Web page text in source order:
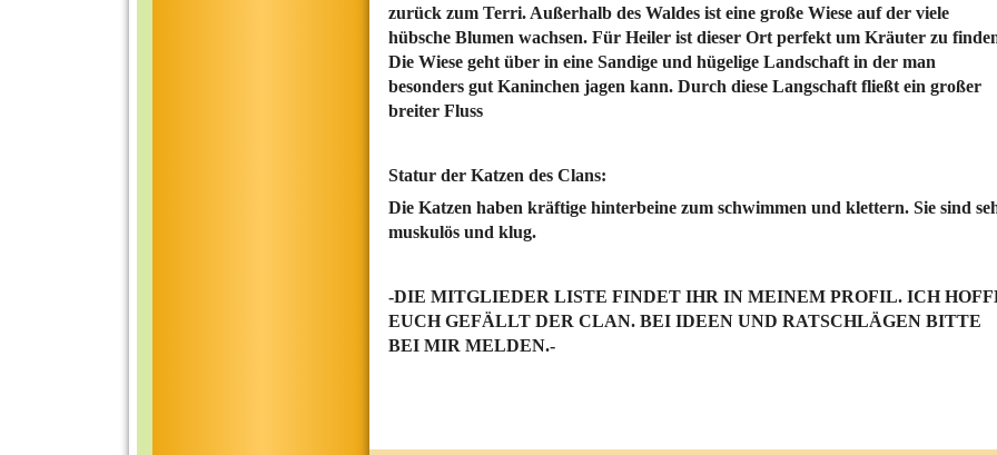
zurück zum Terri. Außerhalb des Waldes ist eine große Wiese auf der viele
hübsche Blumen wachsen. Für Heiler ist dieser Ort perfekt um Kräuter zu
Die Wiese geht über in eine Sandige und hügelige Landschaft in der man
besonders gut Kaninchen jagen kann. Durch diese Langschaft fließt ein großer
breiter Fluss
Statur der Katzen des Clans:
Die Katzen haben kräftige hinterbeine zum schwimmen und klettern. Sie sind
muskulös und klug.
-DIE MITGLIEDER LISTE FINDET IHR IN MEINEM PROFIL. ICH
EUCH GEFÄLLT DER CLAN. BEI IDEEN UND RATSCHLÄGEN BITTE
BEI MIR MELDEN.-